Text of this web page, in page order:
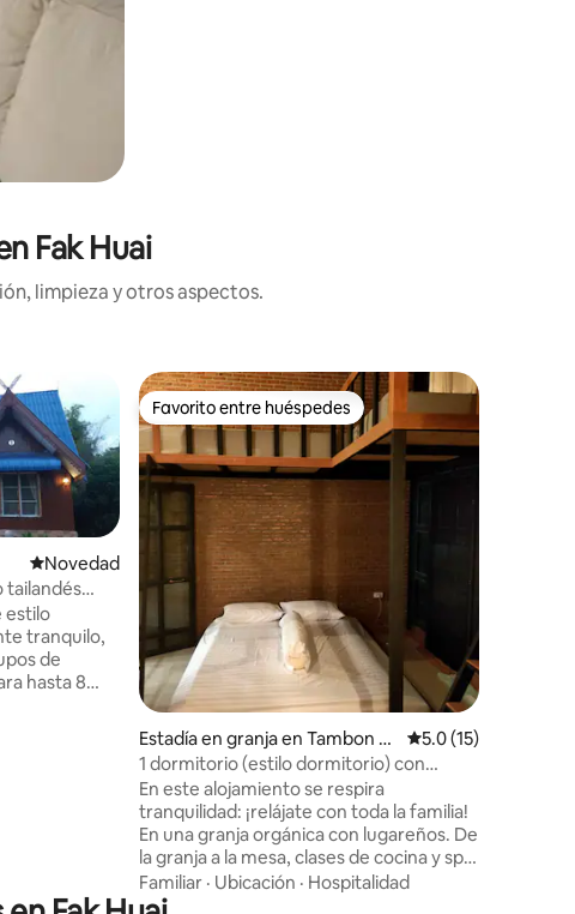
Fak Huai
limpieza y otros aspectos.
Lugar para hospedarse
Novedad
tailandés
estilo
tranquilo,
de
hasta 8
Favorito entre huéspedes
Favorito entre huéspedes
Estadía en granja en Tambon M
uang Phai
Calificación
5.0 (15)
1 dormitorio (estilo dormitorio) con
cocina
En este alojamiento se respira
tranquilidad: ¡relájate con toda la familia!
En una granja orgánica con lugareños. De
la granja a la mesa, clases de cocina y spa
se proporcionan bajo petición. Disfruta
de actividades: pesca, siembra, camping,
Familiar · Ubicación · Hospitalidad